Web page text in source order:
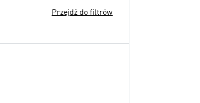
Przejdź do filtrów